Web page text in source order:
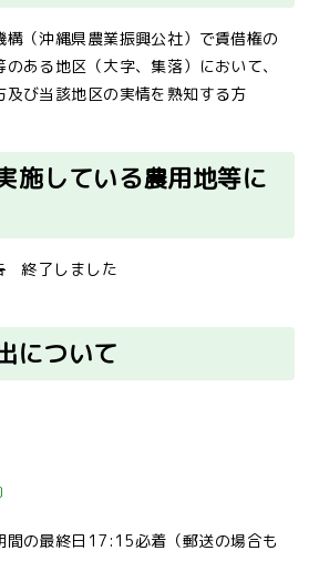
（沖縄県農業振興公社）で賃借権の
ある地区（大字、集落）において、
び当該地区の実情を熟知する方
施している農用地等に
終了しました
について
間の最終日17:15必着（郵送の場合も